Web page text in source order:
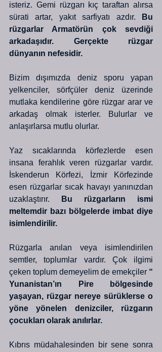
isteriz. Gemi rüzgarı kıç taraftan alırsa
sürati artar, yakıt sarfiyatı azdır.
Bu
rüzgarlar Armatörün çok sevdiği
arkadaşıdır. Gerçekte rüzgar
dünyanın nefesidir.
Bizim dışımızda deniz sporu yapan
yelkenciler, sörfçüler deniz üzerinde
mutlaka kendilerine göre rüzgar arar ve
arkadaş olmak isterler. Bulurlar ve
anlaşırlarsa mutlu olurlar.
Yaz sıcaklarında körfezlerde esen
insana ferahlık veren rüzgarlar vardır.
İskenderun Körfezi, İzmir Körfezinde
esen rüzgarlar sıcak havayı yanınızdan
uzaklaştırır. Bu rüzgarların ismi
meltemdir bazı bölgelerde imbat diye
isimlendirilir.
Rüzgarla anılan veya isimlendirilen
semtler, toplumlar vardır. Çok ilgimi
çeken toplum demeyelim de emekçiler “
Yunanistan’ın Pire bölgesinde
yaşayan, rüzgar nereye sürüklerse o
yöne yönelen denizciler, rüzgarın
çocukları olarak anılırlar.
Kıbrıs müdahalesinden bir sene sonra